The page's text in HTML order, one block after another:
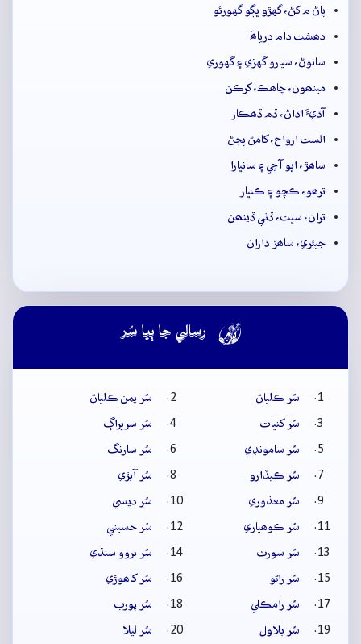
پاڻ م کڻ، گهڙو ڀڳو گهورئو
دھشت دام درياھَ
سانوڻ، سيارو گهڙي ۽ گهوري
مينھون، چاھڪ، کرڪن
آڌيءَ اڌاڻ، ڏم ڏھڪار
الست ارواح، کامڻ پچڻ
ساھڙ، اڀو آڇي ۽ سانڀارا
ترھو، ڪچو ۽ ڪنڀار
تران، سڀت، ڏٺي ڏينھن
جيئري، ساھڙ ڌاران
 رسالي جا ٻيا سُر
سُر ڪلياڻ
سُر يمن ڪلياڻ
سُر کنڀات
سُر سريراڳ
سُر سامونڊي
سُر سارنگ
سُر ڪيڏارو
سُر آبڙي
سُر معذوري
سُر ديسي
سُر ڪوھياري
سُر حسيني
سُر سورٺ
سُر بروو سنڌي
سُر راڻو
سُر کاھوڙي
سُر رامڪلي
سُر پورب
سُر بلاول
سُر ليلا